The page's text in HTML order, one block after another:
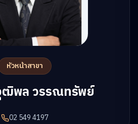
หัวหน้าสาขา
ฒิพล วรรณทรัพย์
02 549 4197